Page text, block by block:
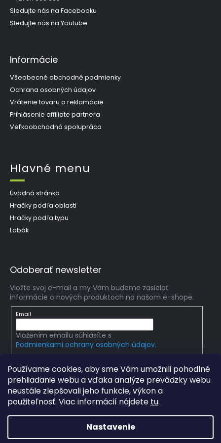
Používame cookies, aby sme Vám umožnili pohodlné
prehliadanie webu a vďaka analýze prevádzky webu
neustále zlepšovali jeho funkcie, výkon a
použiteľnosť. Viac informácií nájdete tu.
Nastavenie
Sledujte nás na Facebooku
Sledujte nás na Youtube
Informácie
Všeobecné obchodné podmienky
Ochrana osobných údajov
Vrátenie tovaru a reklamácie
Prihlásenie affiliate partnera
Veľkoobchodná spolupráca
Hlavné menu
Úvodná stránka
Hračky podľa oblasti
Hračky podľa typu
Labák
Odoberať newsletter
Vložte svoj e-mail a my Vám budeme zasielať
informácie o nových produktoch na našom e-shope.
Email
Vložením emailu súhlasíte s
Podmienkami ochrany osobných údajov.
mlady-vedec.sk
. Všetky práva
vyhradené.Upraviť nastavenie cookies
Grafický návrh vytvořil a na Shoptet implementoval
Hladatechka s.r.o.